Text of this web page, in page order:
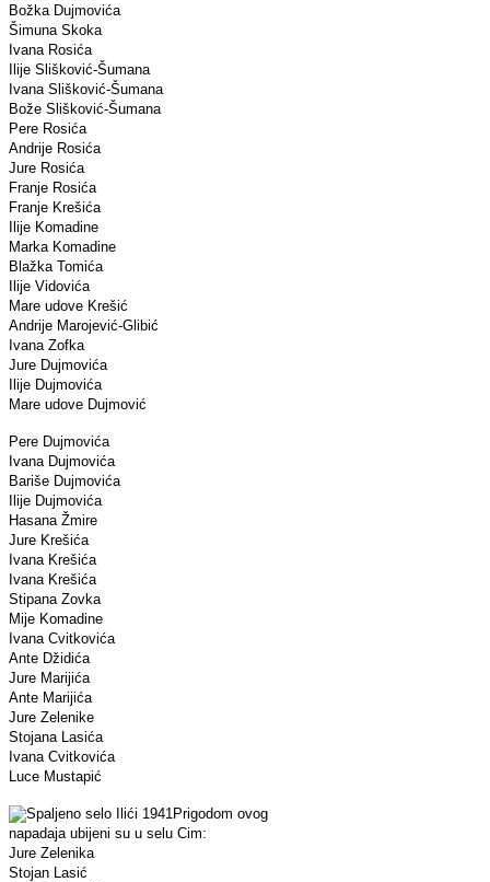
Božka Dujmovića
Šimuna Skoka
Ivana Rosića
Ilije Slišković-Šumana
Ivana Slišković-Šumana
Bože Slišković-Šumana
Pere Rosića
Andrije Rosića
Jure Rosića
Franje Rosića
Franje Krešića
Ilije Komadine
Marka Komadine
Blažka Tomića
Ilije Vidovića
Mare udove Krešić
Andrije Marojević-Glibić
Ivana Zofka
Jure Dujmovića
Ilije Dujmovića
Mare udove Dujmović
Pere Dujmovića
Ivana Dujmovića
Bariše Dujmovića
Ilije Dujmovića
Hasana Žmire
Jure Krešića
Ivana Krešića
Ivana Krešića
Stipana Zovka
Mije Komadine
Ivana Cvitkovića
Ante Džidića
Jure Marijića
Ante Marijića
Jure Zelenike
Stojana Lasića
Ivana Cvitkovića
Luce Mustapić
Prigodom ovog
napadaja ubijeni su u selu Cim:
Jure Zelenika
Stojan Lasić